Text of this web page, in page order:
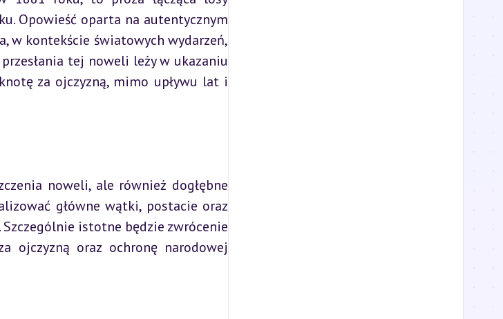
Opowieść oparta na autentycznym
w kontekście światowych wydarzeń,
tej noweli leży w ukazaniu
za ojczyzną, mimo upływu lat i
noweli, ale również dogłębne
główne wątki, postacie oraz
istotne będzie zwrócenie
ojczyzną oraz ochronę narodowej